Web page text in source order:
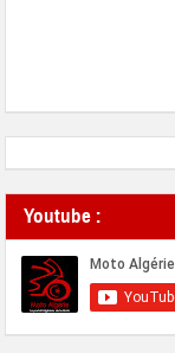
Youtube :